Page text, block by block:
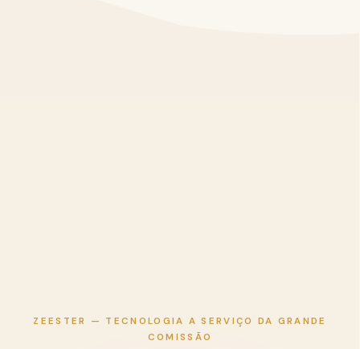
ZEESTER — TECNOLOGIA A SERVIÇO DA GRANDE
COMISSÃO